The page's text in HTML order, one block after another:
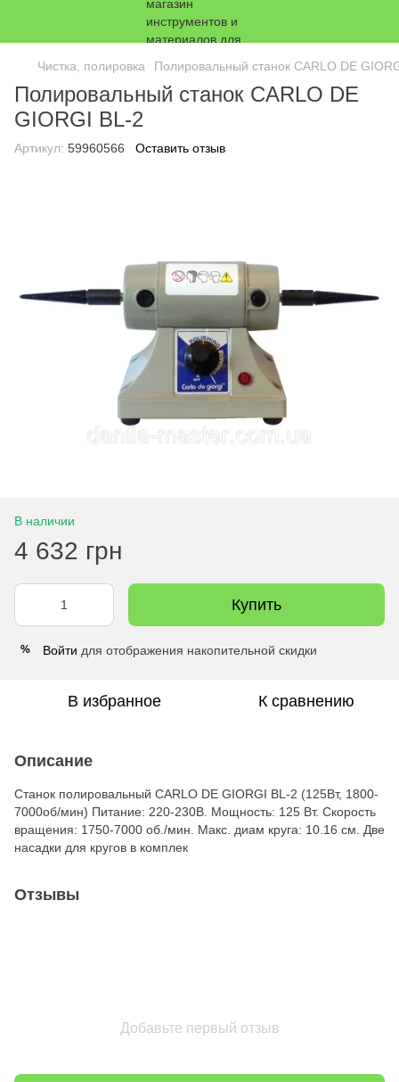
Чистка, полировка Полировальный станок CARLO DE
Полировальный станок CARLO DE
GIORGI BL-2
Артикул: 59960566 Оставить отзыв
В наличии
4 632 грн
Купить
% Войти для отображения накопительной скидки
В избранное К сравнению
Описание
Станок полировальный CARLO DE GIORGI BL-2 (125Вт, 1800-
7000об/мин) Питание: 220-230В. Мощность: 125 Вт. Скорость
вращения: 1750-7000 об./мин. Макс. диам круга: 10.16 см. Две
насадки для кругов в комплек
Отзывы
Добавьте первый отзыв